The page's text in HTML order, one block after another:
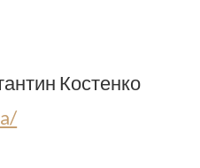
Костенко